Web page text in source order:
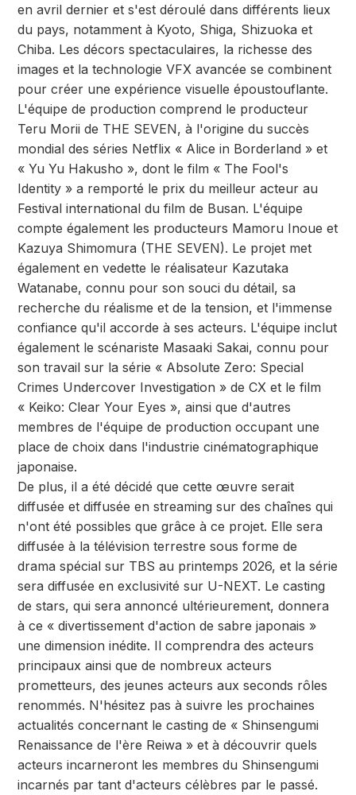
en avril dernier et s'est déroulé dans différents lieux
du pays, notamment à Kyoto, Shiga, Shizuoka et
Chiba. Les décors spectaculaires, la richesse des
images et la technologie VFX avancée se combinent
pour créer une expérience visuelle époustouflante.
L'équipe de production comprend le producteur
Teru Morii de THE SEVEN, à l'origine du succès
mondial des séries Netflix « Alice in Borderland » et
« Yu Yu Hakusho », dont le film « The Fool's
Identity » a remporté le prix du meilleur acteur au
Festival international du film de Busan. L'équipe
compte également les producteurs Mamoru Inoue et
Kazuya Shimomura (THE SEVEN). Le projet met
également en vedette le réalisateur Kazutaka
Watanabe, connu pour son souci du détail, sa
recherche du réalisme et de la tension, et l'immense
confiance qu'il accorde à ses acteurs. L'équipe inclut
également le scénariste Masaaki Sakai, connu pour
son travail sur la série « Absolute Zero: Special
Crimes Undercover Investigation » de CX et le film
« Keiko: Clear Your Eyes », ainsi que d'autres
membres de l'équipe de production occupant une
place de choix dans l'industrie cinématographique
japonaise.
De plus, il a été décidé que cette œuvre serait
diffusée et diffusée en streaming sur des chaînes qui
n'ont été possibles que grâce à ce projet. Elle sera
diffusée à la télévision terrestre sous forme de
drama spécial sur TBS au printemps 2026, et la série
sera diffusée en exclusivité sur U-NEXT. Le casting
de stars, qui sera annoncé ultérieurement, donnera
à ce « divertissement d'action de sabre japonais »
une dimension inédite. Il comprendra des acteurs
principaux ainsi que de nombreux acteurs
prometteurs, des jeunes acteurs aux seconds rôles
renommés. N'hésitez pas à suivre les prochaines
actualités concernant le casting de « Shinsengumi
Renaissance de l'ère Reiwa » et à découvrir quels
acteurs incarneront les membres du Shinsengumi
incarnés par tant d'acteurs célèbres par le passé.